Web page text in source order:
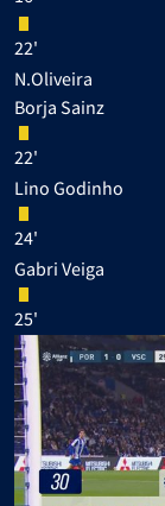
22'
N.Oliveira
Borja Sainz
22'
Lino Godinho
24'
Gabri Veiga
25'